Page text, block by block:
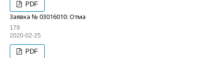
PDF
Заявка № 03016010: Отма
179
2020-02-25
PDF